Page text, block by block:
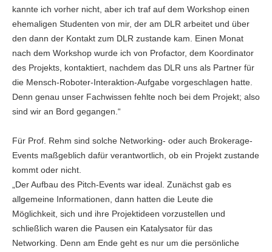
kannte ich vorher nicht, aber ich traf auf dem Workshop einen
ehemaligen Studenten von mir, der am DLR arbeitet und über
den dann der Kontakt zum DLR zustande kam. Einen Monat
nach dem Workshop wurde ich von Profactor, dem Koordinator
des Projekts, kontaktiert, nachdem das DLR uns als Partner für
die Mensch-Roboter-Interaktion-Aufgabe vorgeschlagen hatte.
Denn genau unser Fachwissen fehlte noch bei dem Projekt; also
sind wir an Bord gegangen.“
Für Prof. Rehm sind solche Networking- oder auch Brokerage-
Events maßgeblich dafür verantwortlich, ob ein Projekt zustande
kommt oder nicht.
„Der Aufbau des Pitch-Events war ideal. Zunächst gab es
allgemeine Informationen, dann hatten die Leute die
Möglichkeit, sich und ihre Projektideen vorzustellen und
schließlich waren die Pausen ein Katalysator für das
Networking. Denn am Ende geht es nur um die persönliche